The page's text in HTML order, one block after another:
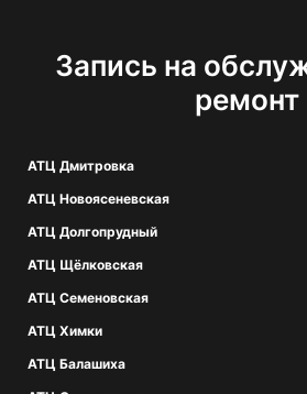
Запись на
ремонт
АТЦ Дмитровка
АТЦ Новоясеневская
АТЦ Долгопрудный
АТЦ Щёлковская
АТЦ Семеновская
АТЦ Химки
АТЦ Балашиха